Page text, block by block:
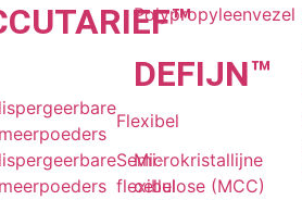
TARIEF™
Flexibel
Semi-
flexibel
Polypropyleenvezel
DEFIJN™
Microkristallijne
cellulose (MCC)